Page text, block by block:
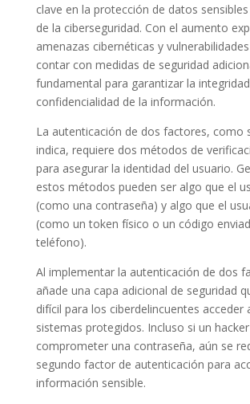
clave en la protección de datos
de la ciberseguridad. Con el aumento
amenazas cibernéticas y
contar con medidas de seguridad
fundamental para garantizar la
confidencialidad de la información.
La autenticación de dos factores, como
indica, requiere dos métodos de
para asegurar la identidad del usuario.
estos métodos pueden ser algo que el
(como una contraseña) y algo que el
(como un token físico o un código
teléfono).
Al implementar la autenticación de dos
añade una capa adicional de seguridad
difícil para los ciberdelincuentes acceder
sistemas protegidos. Incluso si un
comprometer una contraseña, aún se
segundo factor de autenticación para
información sensible.